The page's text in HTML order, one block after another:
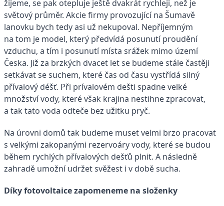
žijeme, se pak otepluje ještě dvakrát rychleji, než je
světový průměr. Akcie firmy provozující na Šumavě
lanovku bych tedy asi už nekupoval. Nepříjemným
na tom je model, který předvídá posunutí proudění
vzduchu, a tím i posunutí místa srážek mimo území
Česka. Již za brzkých dvacet let se budeme stále častěji
setkávat se suchem, které čas od času vystřídá silný
přívalový déšť. Při prívalovém dešti spadne velké
množství vody, které však krajina nestihne zpracovat,
a tak tato voda odteče bez užitku pryč.
Na úrovni domů tak budeme muset velmi brzo pracovat
s velkými zakopanými rezervoáry vody, které se budou
během rychlých přívalových dešťů plnit. A následně
zahradě umožní udržet svěžest i v době sucha.
Díky fotovoltaice zapomeneme na složenky